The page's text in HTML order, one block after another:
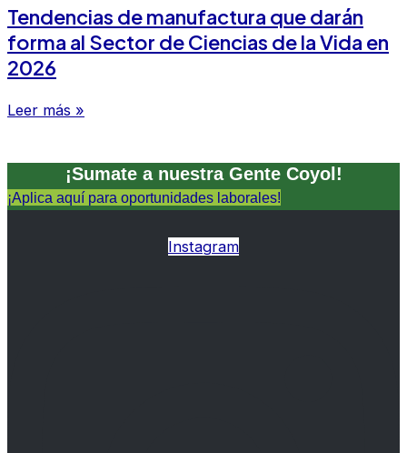
Tendencias de manufactura que darán
forma al Sector de Ciencias de la Vida en
2026
Leer más »
¡Sumate a nuestra Gente Coyol!
¡Aplica aquí para oportunidades laborales!
Instagram